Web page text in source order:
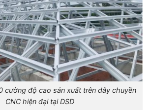
cường độ cao sản xuất trên dây chuyền
CNC hiện đại tại DSD